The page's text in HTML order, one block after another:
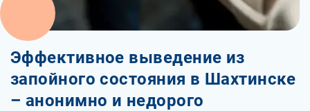
Эффективное выведение из
запойного состояния в Шахтинске
– анонимно и недорого